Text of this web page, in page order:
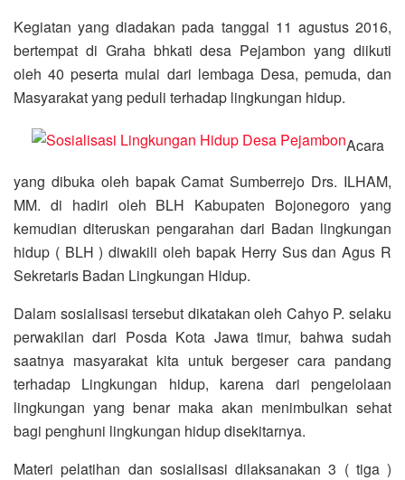
Kegiatan yang diadakan pada tanggal 11 agustus 2016,
bertempat di Graha bhkati desa Pejambon yang diikuti
oleh 40 peserta mulai dari lembaga Desa, pemuda, dan
Masyarakat yang peduli terhadap lingkungan hidup.
Acara
yang dibuka oleh bapak Camat Sumberrejo Drs. ILHAM,
MM. di hadiri oleh BLH Kabupaten Bojonegoro yang
kemudian diteruskan pengarahan dari Badan lingkungan
hidup ( BLH ) diwakili oleh bapak Herry Sus dan Agus R
Sekretaris Badan Lingkungan Hidup.
Dalam sosialisasi tersebut dikatakan oleh Cahyo P. selaku
perwakilan dari Posda Kota Jawa timur, bahwa sudah
saatnya masyarakat kita untuk bergeser cara pandang
terhadap Lingkungan hidup, karena dari pengelolaan
lingkungan yang benar maka akan menimbulkan sehat
bagi penghuni lingkungan hidup disekitarnya.
Materi pelatihan dan sosialisasi dilaksanakan 3 ( tiga )